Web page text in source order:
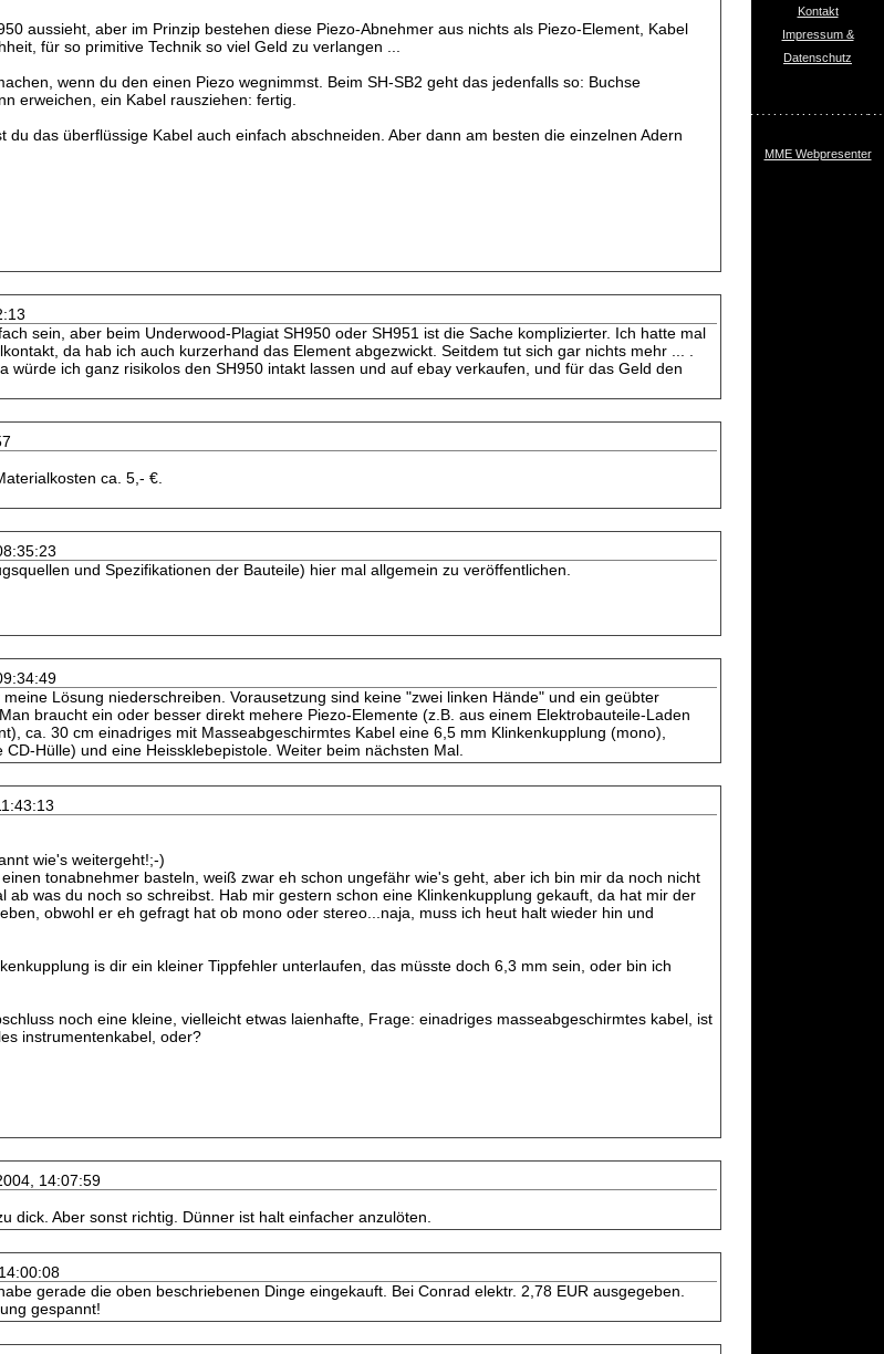
Kontakt
Impressum &
Datenschutz
MME Webpresenter
aussieht, aber im Prinzip bestehen diese Piezo-Abnehmer aus nichts als Piezo-Element, Kabel
für so primitive Technik so viel Geld zu verlangen ...
wenn du den einen Piezo wegnimmst. Beim SH-SB2 geht das jedenfalls so: Buchse
erweichen, ein Kabel rausziehen: fertig.
du das überflüssige Kabel auch einfach abschneiden. Aber dann am besten die einzelnen Adern
sein, aber beim Underwood-Plagiat SH950 oder SH951 ist die Sache komplizierter. Ich hatte mal
da hab ich auch kurzerhand das Element abgezwickt. Seitdem tut sich gar nichts mehr ... .
würde ich ganz risikolos den SH950 intakt lassen und auf ebay verkaufen, und für das Geld den
ca. 5,- €.
und Spezifikationen der Bauteile) hier mal allgemein zu veröffentlichen.
Lösung niederschreiben. Vorausetzung sind keine "zwei linken Hände" und ein geübter
braucht ein oder besser direkt mehere Piezo-Elemente (z.B. aus einem Elektrobauteile-Laden
ca. 30 cm einadriges mit Masseabgeschirmtes Kabel eine 6,5 mm Klinkenkupplung (mono),
Hülle) und eine Heissklebepistole. Weiter beim nächsten Mal.
wie's weitergeht!;-)
tonabnehmer basteln, weiß zwar eh schon ungefähr wie's geht, aber ich bin mir da noch nicht
ab was du noch so schreibst. Hab mir gestern schon eine Klinkenkupplung gekauft, da hat mir der
obwohl er eh gefragt hat ob mono oder stereo...naja, muss ich heut halt wieder hin und
is dir ein kleiner Tippfehler unterlaufen, das müsste doch 6,3 mm sein, oder bin ich
noch eine kleine, vielleicht etwas laienhafte, Frage: einadriges masseabgeschirmtes kabel, ist
instrumentenkabel, oder?
14:07:59
dick. Aber sonst richtig. Dünner ist halt einfacher anzulöten.
gerade die oben beschriebenen Dinge eingekauft. Bei Conrad elektr. 2,78 EUR ausgegeben.
gespannt!